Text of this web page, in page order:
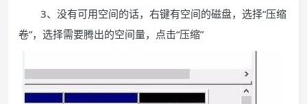
3、没有可用空间的话，右键有空间的磁盘，选择“压缩
卷”，选择需要腾出的空间量，点击“压缩”